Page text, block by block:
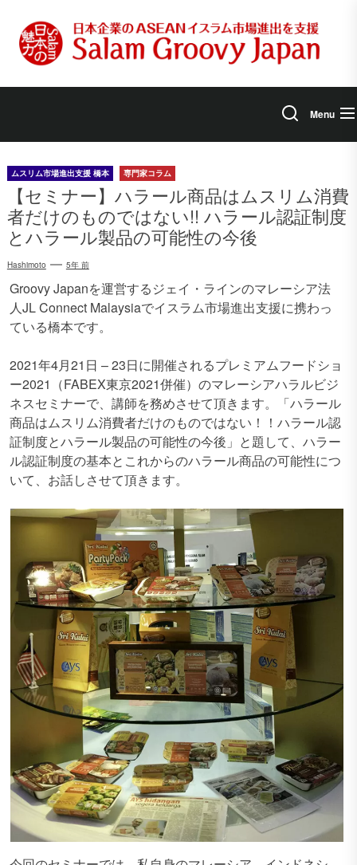
content
Menu
ムスリム市場進出支援 橋本 専門家コラム
【セミナー】ハラール商品はムスリム消費
者だけのものではない!! ハラール認証制度
とハラール製品の可能性の今後
Hashimoto 5年 前
Groovy Japanを運営するジェイ・ラインのマレーシア法
人JL Connect Malaysiaでイスラム市場進出支援に携わっ
ている橋本です。
2021年4月21日 – 23日に開催されるプレミアムフードショ
ー2021（FABEX東京2021併催）のマレーシアハラルビジ
ネスセミナーで、講師を務めさせて頂きます。「ハラール
商品はムスリム消費者だけのものではない！！ハラール認
証制度とハラール製品の可能性の今後」と題して、ハラー
ル認証制度の基本とこれからのハラール商品の可能性につ
いて、お話しさせて頂きます。